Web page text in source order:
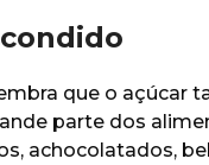
que o açúcar
parte dos
achocolatados,